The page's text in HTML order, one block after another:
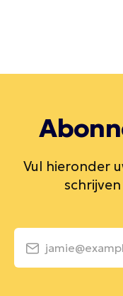
Vul hieronder